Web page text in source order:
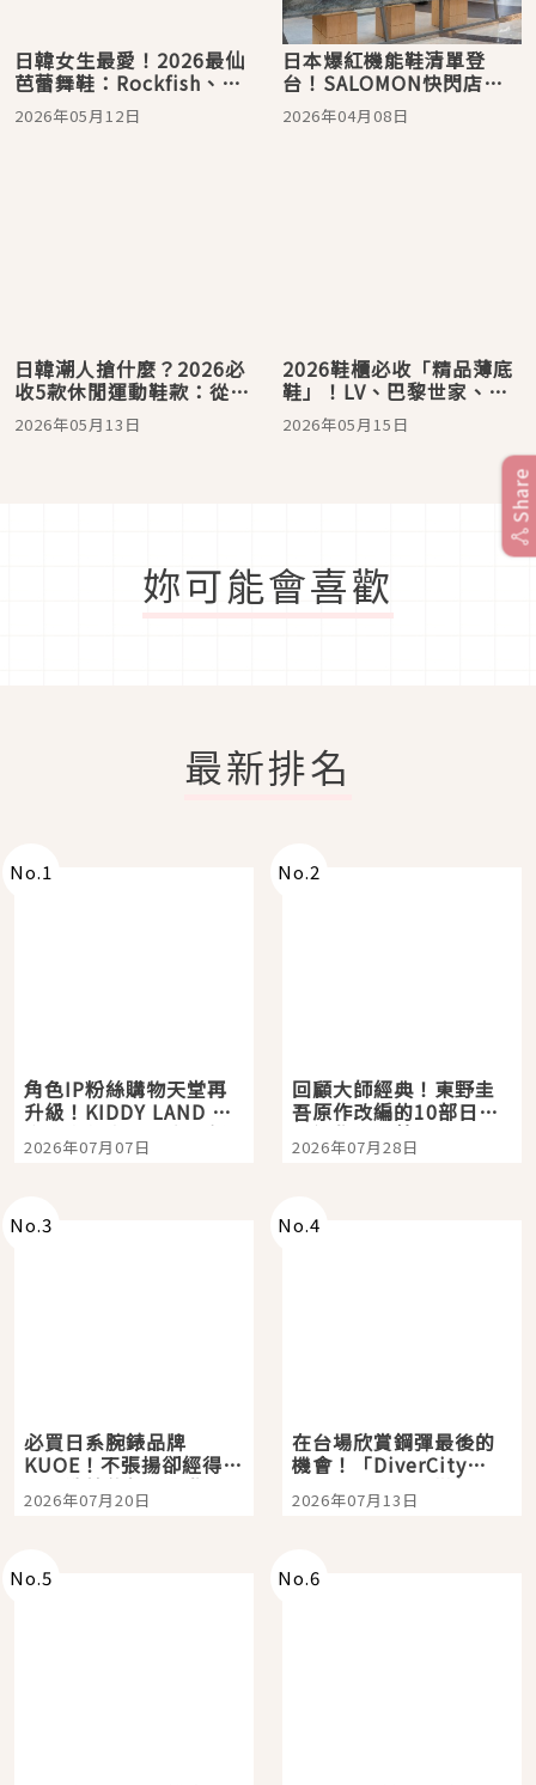
日韓女生最愛！2026最仙
芭蕾舞鞋：Rockfish、
VIVAIA、Repetto…自帶
柔光濾鏡
2026年05月12日
日本爆紅機能鞋清單登
台！SALOMON快閃店登
入台北101，滿5000元折
800太優惠、ON昂跑推出
2026年04月08日
日韓潮人搶什麼？2026必
收5款休閒運動鞋款：從
MMY解構鞋、NB元祖灰到
adidas Originals 薄底
2026年05月13日
2026鞋櫃必收「精品薄底
鞋」！LV、巴黎世家、
SANDRO…一上腳打造日
雜高級鬆弛感
2026年05月15日
妳可能會喜歡
最新排名
No.1
角色IP粉絲購物天堂再
升級！KIDDY LAND 原
宿店吉伊卡哇迎客，新
開幕 OMOKADO 店3分
2026年07月07日
No.2
回顧大師經典！東野圭
吾原作改編的10部日本
影視作品推薦
2026年07月28日
No.3
必買日系腕錶品牌
KUOE！不張揚卻經得起
時間洗鍊的經典之作五
選
2026年07月20日
No.4
在台場欣賞鋼彈最後的
機會！「DiverCity
Tokyo Plaza」搭船、
購物、美食及夜景，一
2026年07月13日
No.5 No.6
Share